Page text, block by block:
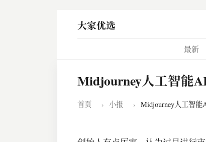
大家优选
最新
​Midjourney人工智能
首页 › 小报 › ​Midjourney人工智能